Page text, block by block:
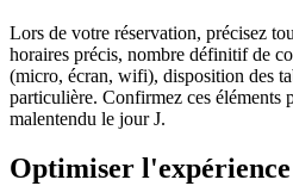
Lors de votre réservation, précisez
horaires précis, nombre définitif de
(micro, écran, wifi), disposition des
particulière. Confirmez ces éléments
malentendu le jour J.
Optimiser